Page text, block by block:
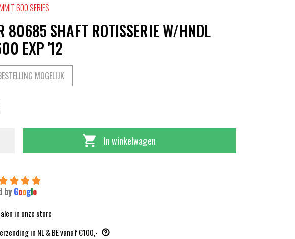
600 SERIES
80685 SHAFT ROTISSERIE W/HNDL
EXP '12
MOGELIJK
In winkelwagen
by Google
in onze store
in NL & BE vanaf €100,-